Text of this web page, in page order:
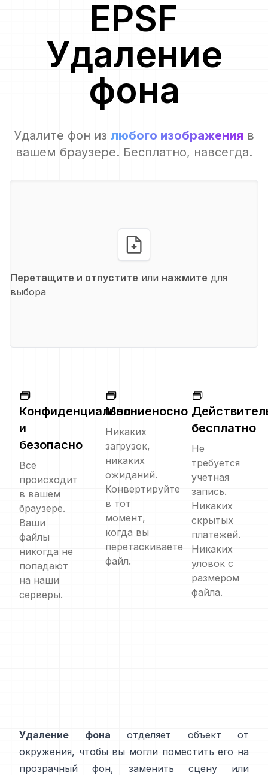
EPSF
Удаление
фона
Удалите фон из любого изображения в
вашем браузере. Бесплатно, навсегда.
Перетащите и отпустите или нажмите для
выбора
Конфиденциально
и
безопасно
Все
происходит
в вашем
браузере.
Ваши
файлы
никогда не
попадают
на наши
серверы.
Молниеносно
Никаких
загрузок,
никаких
ожиданий.
Конвертируйте
в тот
момент,
когда вы
перетаскиваете
файл.
бесплатно
Не
требуется
учетная
запись.
Никаких
скрытых
платежей.
Никаких
уловок с
размером
файла.
Удаление фона отделяет объект от
окружения, чтобы вы могли поместить его на
прозрачный фон, заменить сцену или